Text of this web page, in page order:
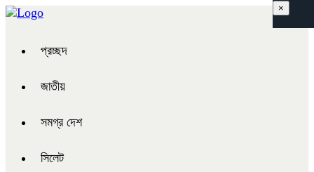
প্রচ্ছদ
জাতীয়
সমগ্র দেশ
সিলেট
×